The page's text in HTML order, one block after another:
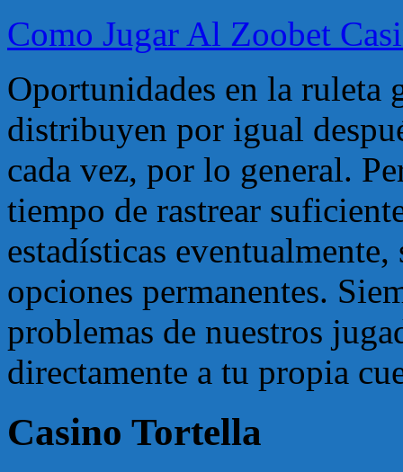
Como Jugar Al Zoobet
Oportunidades en la ruleta
distribuyen por igual
cada vez, por lo general.
tiempo de rastrear
estadísticas
opciones permanentes.
problemas de nuestros
directamente a tu propia
Casino Tortella